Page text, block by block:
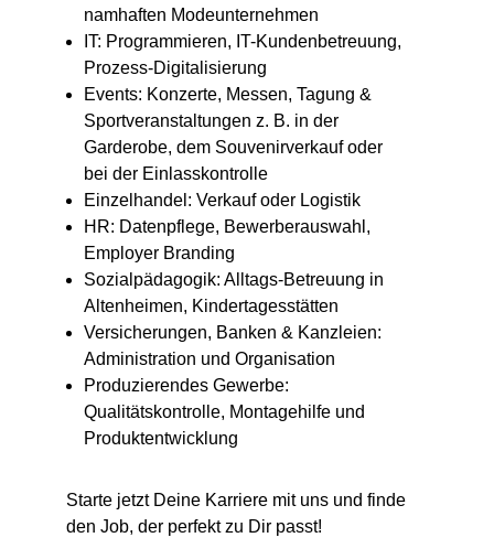
namhaften Modeunternehmen
IT: Programmieren, IT-Kundenbetreuung,
Prozess-Digitalisierung
Events: Konzerte, Messen, Tagung &
Sportveranstaltungen z. B. in der
Garderobe, dem Souvenirverkauf oder
bei der Einlasskontrolle
Einzelhandel: Verkauf oder Logistik
HR: Datenpflege, Bewerberauswahl,
Employer Branding
Sozialpädagogik: Alltags-Betreuung in
Altenheimen, Kindertagesstätten
Versicherungen, Banken & Kanzleien:
Administration und Organisation
Produzierendes Gewerbe:
Qualitätskontrolle, Montagehilfe und
Produktentwicklung
Starte jetzt Deine Karriere mit uns und finde
den Job, der perfekt zu Dir passt!